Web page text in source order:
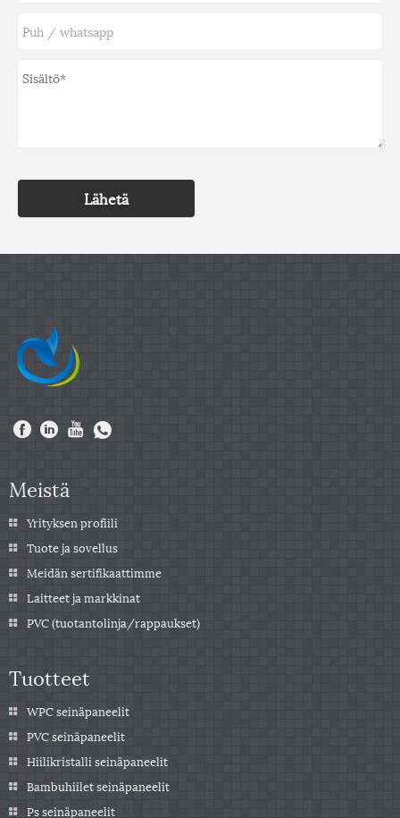
Lähetä
Meistä
Yrityksen profiili
Tuote ja sovellus
Meidän sertifikaattimme
Laitteet ja markkinat
PVC (tuotantolinja/rappaukset)
Tuotteet
WPC seinäpaneelit
PVC seinäpaneelit
Hiilikristalli seinäpaneelit
Bambuhiilet seinäpaneelit
Ps seinäpaneelit